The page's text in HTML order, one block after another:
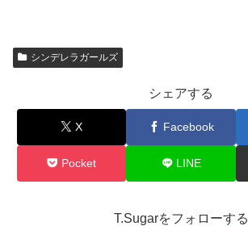
シンデレラガールズ
シェアする
X Facebook
Pocket LINE
T.Sugarをフォローする